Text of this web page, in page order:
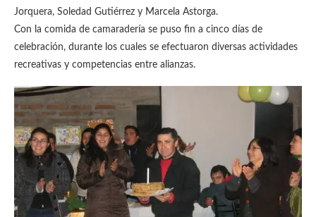
Jorquera, Soledad Gutiérrez y Marcela Astorga.
Con la comida de camaradería se puso fin a cinco días de
celebración, durante los cuales se efectuaron diversas actividades
recreativas y competencias entre alianzas.